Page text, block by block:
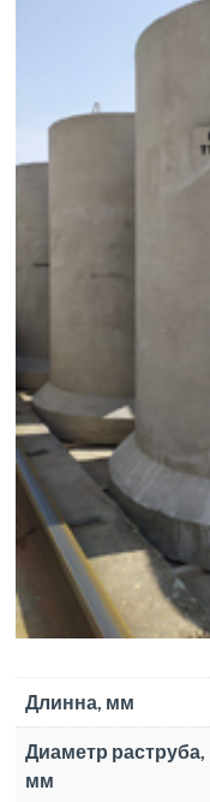
Длинна, мм
Диаметр раструба,
мм